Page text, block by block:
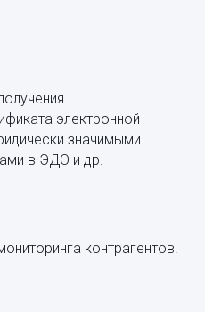
электронной
значимыми
в ЭДО и др.
контрагентов.